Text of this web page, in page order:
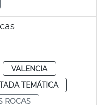
VALENCIA
TEMÁTICA
ROCAS